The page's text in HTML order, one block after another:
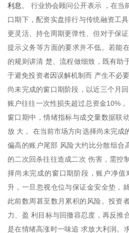
利息。 行业协会顾问公开表示 ，在当
口期下，配资实盘排行与传统融资工
更灵活、持仓周期更弹性、但对于保
提示义务等方面的要求并不低。若能
的规则讲清 楚、流程做细致，既有助
于避免投资者因误解机制而 产生不必
尚未完成的窗口期阶段，以近三个月
账户往往一次性损失超过总资金10%
窗口期中，情绪指标与成交量数据联
放 大， 在当前市场方向选择尚未完成
偏高的账户尾部 风险大约比分散组合
的二次回杀往往造成二次 伤害，需控
择尚未完成的窗口期阶段，账户净
升，一旦忽视仓位与保证金安全垫，
此前数周甚至数月累积的风险。投资
力、盈 利目标与回撤容忍度，再反推
是在情绪高涨时一味追 求放大利润。